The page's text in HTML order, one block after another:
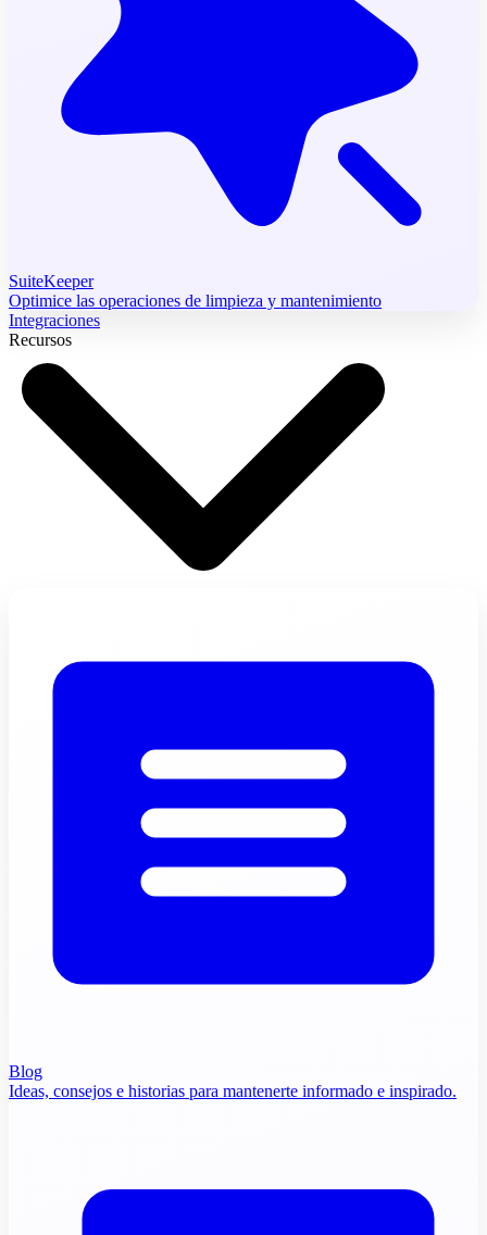
SuiteKeeper
Optimice las operaciones de limpieza y mantenimiento
Integraciones
Recursos
Blog
Ideas, consejos e historias para mantenerte informado e inspirado.